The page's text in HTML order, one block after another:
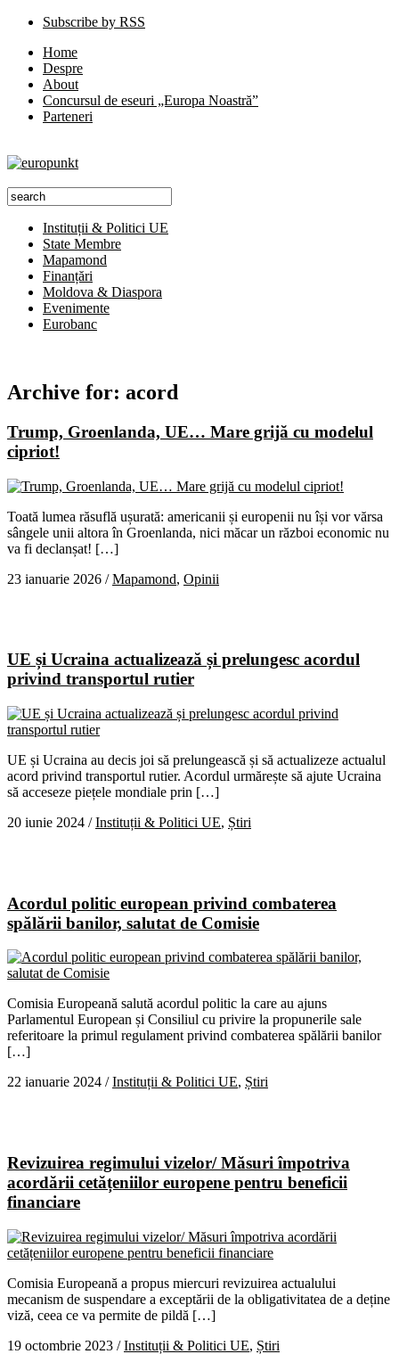
Subscribe by RSS
Home
Despre
About
Concursul de eseuri „Europa Noastră”
Parteneri
Instituții & Politici UE
State Membre
Mapamond
Finanțări
Moldova & Diaspora
Evenimente
Eurobanc
Archive for: acord
Trump, Groenlanda, UE… Mare grijă cu modelul
cipriot!
Toată lumea răsuflă ușurată: americanii și europenii nu își vor vărsa
sângele unii altora în Groenlanda, nici măcar un război economic nu
va fi declanșat! […]
23 ianuarie 2026 /Mapamond, Opinii
UE și Ucraina actualizează și prelungesc acordul
privind transportul rutier
UE și Ucraina au decis joi să prelungească și să actualizeze actualul
acord privind transportul rutier. Acordul urmărește să ajute Ucraina
să acceseze piețele mondiale prin […]
20 iunie 2024 /Instituții & Politici UE, Știri
Acordul politic european privind combaterea
spălării banilor, salutat de Comisie
Comisia Europeană salută acordul politic la care au ajuns
Parlamentul European și Consiliul cu privire la propunerile sale
referitoare la primul regulament privind combaterea spălării banilor
[…]
22 ianuarie 2024 /Instituții & Politici UE, Știri
Revizuirea regimului vizelor/ Măsuri împotriva
acordării cetățeniilor europene pentru beneficii
financiare
Comisia Europeană a propus miercuri revizuirea actualului
mecanism de suspendare a exceptării de la obligativitatea de a deține
viză, ceea ce va permite de pildă […]
19 octombrie 2023 /Instituții & Politici UE, Știri